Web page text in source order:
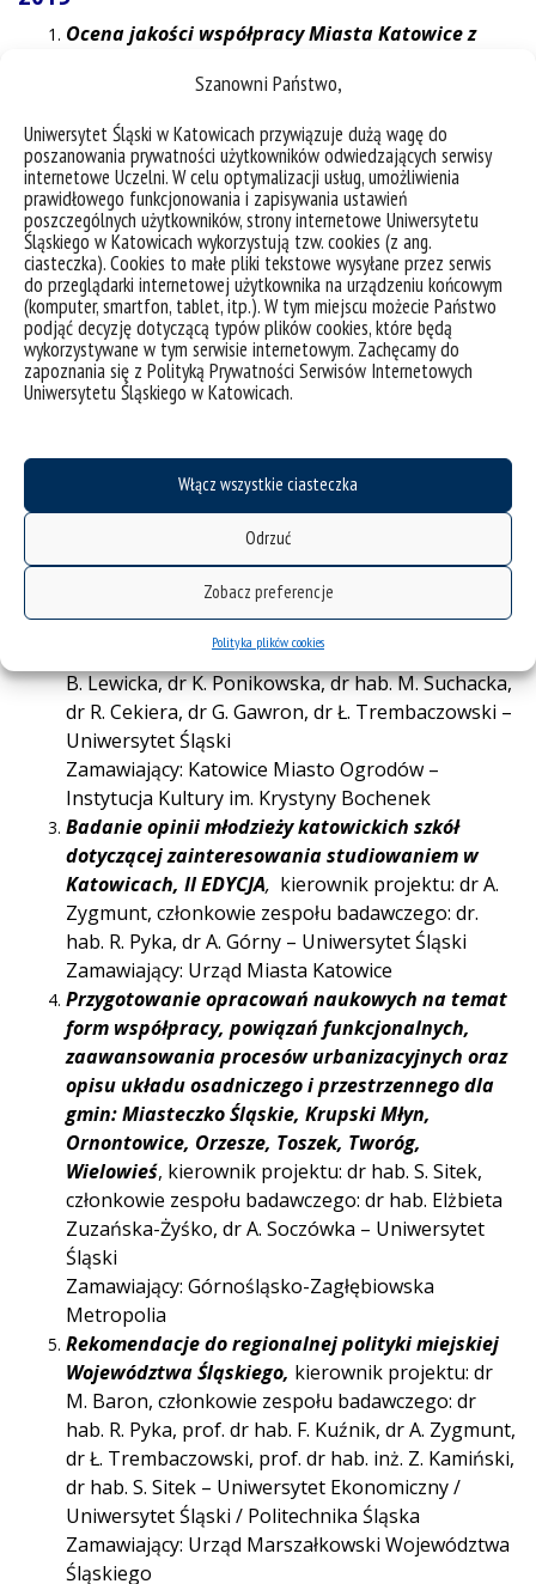
Szanowni Państwo,
Uniwersytet Śląski w Katowicach przywiązuje dużą wagę do
poszanowania prywatności użytkowników odwiedzających serwisy
internetowe Uczelni. W celu optymalizacji usług, umożliwienia
prawidłowego funkcjonowania i zapisywania ustawień
poszczególnych użytkowników, strony internetowe Uniwersytetu
Śląskiego w Katowicach wykorzystują tzw. cookies (z ang.
ciasteczka). Cookies to małe pliki tekstowe wysyłane przez serwis
do przeglądarki internetowej użytkownika na urządzeniu końcowym
(komputer, smartfon, tablet, itp.). W tym miejscu możecie Państwo
podjąć decyzję dotyczącą typów plików cookies, które będą
wykorzystywane w tym serwisie internetowym. Zachęcamy do
zapoznania się z Polityką Prywatności Serwisów Internetowych
Uniwersytetu Śląskiego w Katowicach.
Włącz wszystkie ciasteczka
Odrzuć
Zobacz preferencje
Polityka plików cookies
Ocena jakości współpracy Miasta Katowice z
projektu: dr hab. K. Bierwiaczonek, prof. UŚ,
członkowie zespołu badawczego: dr hab. R. Pyka
prof. UŚ, dr hab. Z. Zagała prof. UŚ, dr A. Zygmunt
– Uniwersytet Śląski
Zamawiający: Urząd Miasta Katowice
2018
Katowicki sektor wydarzeń kongresowo-
biznesowych a rozwój i wizerunek miasta–
kierownik projektu: dr hab. R. Pyka, członkowie
zespołu badawczego: dr hab. R. Muster, dr A.
Śląski
Zamawiający: Urząd Miasta Katowice
Rola kultury i sektorów kreatywnych w
osiągnięciu celów Agendy ONZ na Rzecz
Zrównoważonego Rozwoju do 2030 jako efekt
debat środowisk kreatywnych Katowic i Krakowa
–kierownik projektu: dr hab. R. Pyka członkowie
zespołu badawczego: dr hab. K. Bierwiaczonek, dr
B. Lewicka, dr K. Ponikowska, dr hab. M. Suchacka,
dr R. Cekiera, dr G. Gawron, dr Ł. Trembaczowski –
Uniwersytet Śląski
Zamawiający: Katowice Miasto Ogrodów –
Instytucja Kultury im. Krystyny Bochenek
Badanie opinii młodzieży katowickich szkół
dotyczącej zainteresowania studiowaniem w
Katowicach, II EDYCJA, kierownik projektu: dr A.
Zygmunt, członkowie zespołu badawczego: dr.
hab. R. Pyka, dr A. Górny – Uniwersytet Śląski
Zamawiający: Urząd Miasta Katowice
Przygotowanie opracowań naukowych na temat
form współpracy, powiązań funkcjonalnych,
zaawansowania procesów urbanizacyjnych oraz
opisu układu osadniczego i przestrzennego dla
gmin: Miasteczko Śląskie, Krupski Młyn,
Ornontowice, Orzesze, Toszek, Tworóg,
Wielowieś, kierownik projektu: dr hab. S. Sitek,
członkowie zespołu badawczego: dr hab. Elżbieta
Zuzańska-Żyśko, dr A. Soczówka – Uniwersytet
Śląski
Zamawiający: Górnośląsko-Zagłębiowska
Metropolia
Rekomendacje do regionalnej polityki miejskiej
Województwa Śląskiego, kierownik projektu: dr
M. Baron, członkowie zespołu badawczego: dr
hab. R. Pyka, prof. dr hab. F. Kuźnik, dr A. Zygmunt,
dr Ł. Trembaczowski, prof. dr hab. inż. Z. Kamiński,
dr hab. S. Sitek – Uniwersytet Ekonomiczny /
Uniwersytet Śląski / Politechnika Śląska
Zamawiający: Urząd Marszałkowski Województwa
Śląskiego